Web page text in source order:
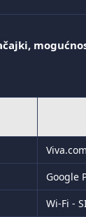
Google
Wi-Fi -